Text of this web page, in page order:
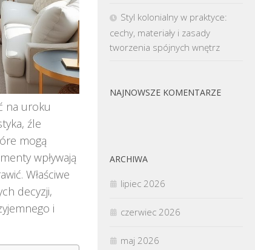
na uroku
źle
mogą
wpływają
Właściwe
decyzji,
i
Styl kolonialny w praktyce:
cechy, materiały i zasady
tworzenia spójnych wnętrz
NAJNOWSZE KOMENTARZE
ARCHIWA
lipiec 2026
czerwiec 2026
maj 2026